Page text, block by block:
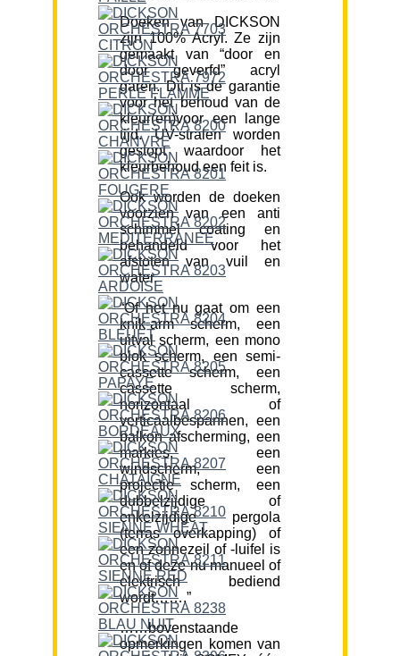
Doeken van DICKSON
zijn 100% Acryl. Ze zijn
gemaakt van “door en
door geverfd” acryl
garen. Dit is de garantie
voor het behoud van de
kleur(en)voor een lange
tijd. UV-stralen worden
gestopt waardoor het
kleurbehoud een feit is.
Ook worden de doeken
voorzien van een anti
schimmel coating en
behandeld voor het
afstoten van vuil en
water.
“Of het nu gaat om een
knik-arm scherm, een
uitval scherm, een mono
blok scherm, een semi-
cassette scherm, een
cassette scherm,
horizontaal of
verticaalbespannen, een
balkon afscherming, een
markies, een
windscherm, een
projectie scherm, een
dubbelzijdige of
enkelzijdige pergola
(terras overkapping) of
een zonnezeil of -luifel is
en of deze nu manueel of
elektrisch bediend
wordt…….”
……bovenstaande
opmerkingen komen van